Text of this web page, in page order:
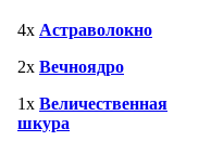
4х Астраволокно
2х Вечноядро
1х Величественная
шкура